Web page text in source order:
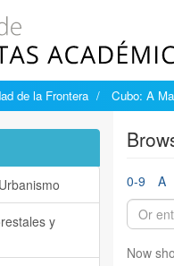
de la Frontera Cubo: A
0-9 A
Now
y